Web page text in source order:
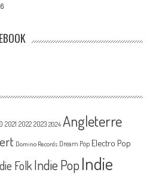
2021 2022 2023 2024 Angleterre
Domino Records Dream Pop Electro Pop
FolkIndie PopIndie